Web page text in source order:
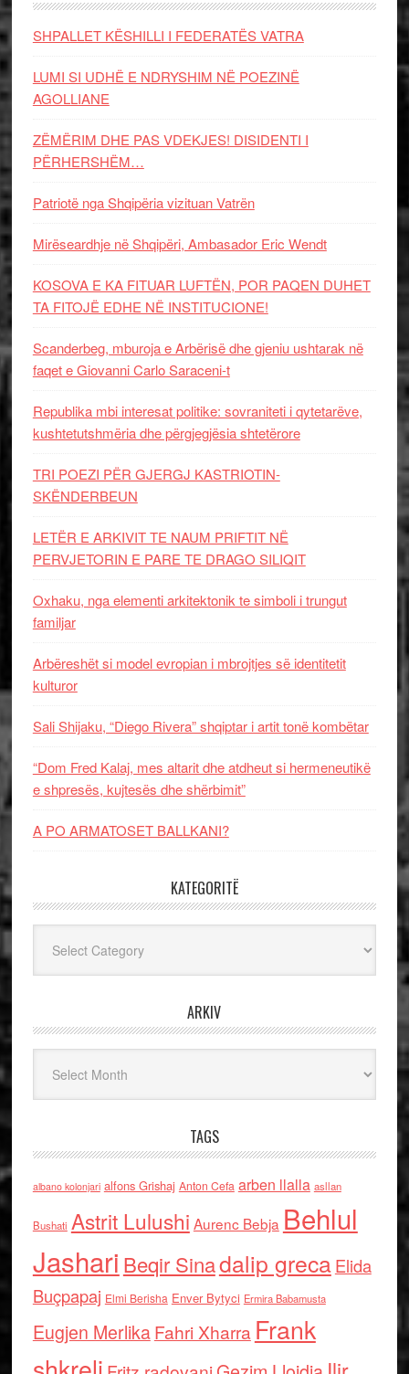
SHPALLET KËSHILLI I FEDERATËS VATRA
LUMI SI UDHË E NDRYSHIM NË POEZINË
AGOLLIANE
ZËMËRIM DHE PAS VDEKJES! DISIDENTI I
PËRHERSHËM…
Patriotë nga Shqipëria vizituan Vatrën
Mirëseardhje në Shqipëri, Ambasador Eric Wendt
KOSOVA E KA FITUAR LUFTËN, POR PAQEN DUHET
TA FITOJË EDHE NË INSTITUCIONE!
Scanderbeg, mburoja e Arbërisë dhe gjeniu ushtarak në
faqet e Giovanni Carlo Saraceni-t
Republika mbi interesat politike: sovraniteti i qytetarëve,
kushtetutshmëria dhe përgjegjësia shtetërore
TRI POEZI PËR GJERGJ KASTRIOTIN-
SKËNDERBEUN
LETËR E ARKIVIT TE NAUM PRIFTIT NË
PERVJETORIN E PARE TE DRAGO SILIQIT
Oxhaku, nga elementi arkitektonik te simboli i trungut
familjar
Arbëreshët si model evropian i mbrojtjes së identitetit
kulturor
Sali Shijaku, “Diego Rivera” shqiptar i artit tonë kombëtar
“Dom Fred Kalaj, mes altarit dhe atdheut si hermeneutikë
e shpresës, kujtesës dhe shërbimit”
A PO ARMATOSET BALLKANI?
KATEGORITË
ARKIV
TAGS
albano kolonjari alfons Grishaj Anton Cefa arben llalla asllan
Bushati Astrit Lulushi Aurenc Bebja Behlul
Jashari Beqir Sinadalip grecaElida
Buçpapaj Elmi Berisha Enver Bytyci Ermira Babamusta
Eugjen MerlikaFahri Xharra Frank